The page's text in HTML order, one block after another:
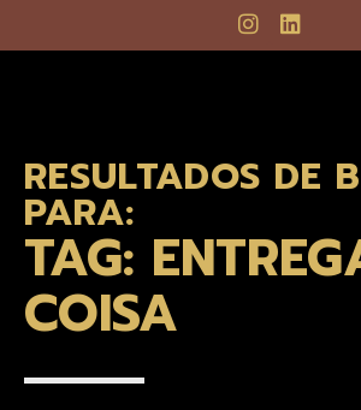
RESULTADOS DE
PARA:
TAG:
COISA